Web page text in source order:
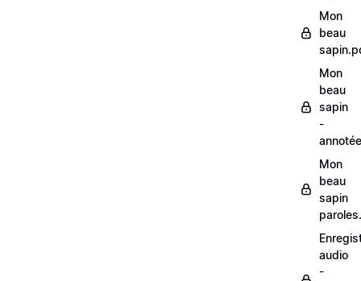
Mon
beau
Mon
beau
sapin
-
Mon
beau
sapin
audio
-